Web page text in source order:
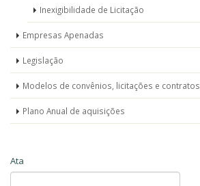
Inexigibilidade de Licitação
Empresas Apenadas
Legislação
Modelos de convênios, licitações e contratos
Plano Anual de aquisições
Ata